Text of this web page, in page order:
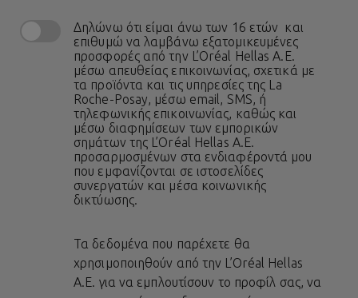
Δηλώνω ότι είμαι άνω των 16 ετών και
επιθυμώ να λαμβάνω εξατομικευμένες
προσφορές από την L’Oréal Hellas A.E.
μέσω απευθείας επικοινωνίας, σχετικά με
τα προϊόντα και τις υπηρεσίες της La
Roche-Posay, μέσω email, SMS, ή
τηλεφωνικής επικοινωνίας, καθώς και
μέσω διαφημίσεων των εμπορικών
σημάτων της L’Oréal Hellas A.E.
προσαρμοσμένων στα ενδιαφέροντά μου
που εμφανίζονται σε ιστοσελίδες
συνεργατών και μέσα κοινωνικής
δικτύωσης.
Τα δεδομένα που παρέχετε θα
χρησιμοποιηθούν από την L’Oréal Hellas
A.E. για να εμπλουτίσουν το προφίλ σας, να